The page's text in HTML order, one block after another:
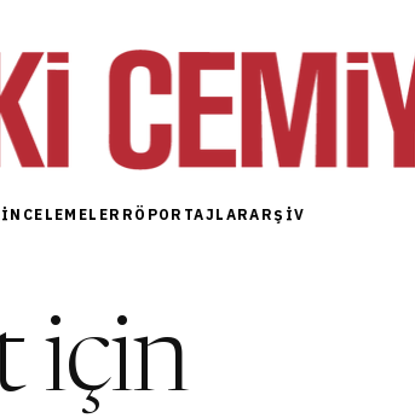
İNCELEMELER RÖPORTAJLARARŞIV
için